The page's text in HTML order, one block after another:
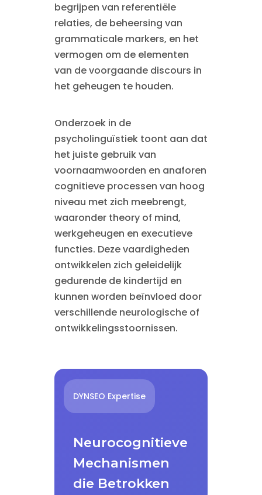
begrijpen van referentiële
relaties, de beheersing van
grammaticale markers, en het
vermogen om de elementen
van de voorgaande discours in
het geheugen te houden.
Onderzoek in de
psycholinguïstiek toont aan dat
het juiste gebruik van
voornaamwoorden en anaforen
cognitieve processen van hoog
niveau met zich meebrengt,
waaronder theory of mind,
werkgeheugen en executieve
functies. Deze vaardigheden
ontwikkelen zich geleidelijk
gedurende de kindertijd en
kunnen worden beïnvloed door
verschillende neurologische of
ontwikkelingsstoornissen.
DYNSEO Expertise
Neurocognitieve
Mechanismen
die Betrokken